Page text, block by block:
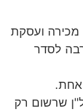
ועסקת
לסדר
אחת.
שרשום רק